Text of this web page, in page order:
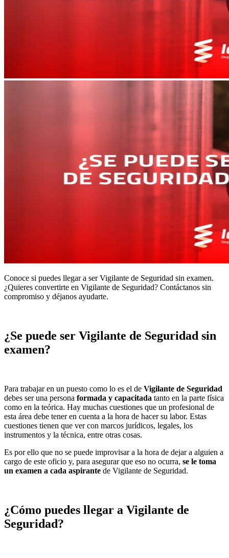
Conoce si puedes llegar a ser Vigilante de Seguridad sin examen.
¿Quieres convertirte en Vigilante de Seguridad? Contáctanos sin
compromiso y déjanos ayudarte.
¿Se puede ser Vigilante de Seguridad sin
examen?
Para trabajar en un puesto como lo es el de Vigilante de Seguridad
debes ser una persona formada y capacitada tanto en la parte física
como en la teórica. Hay muchas cuestiones que un profesional de
esta área debe tener en cuenta a la hora de hacer su labor. Estas
cuestiones tienen que ver con marcos jurídicos, legales, los
instrumentos y la técnica, entre otras cosas.
Es por ello que no se puede improvisar a la hora de dejar a alguien a
cargo de este oficio y, para asegurar que eso no ocurra, se le toma
un examen a cada aspirante de Vigilante de Seguridad.
¿Cómo puedes llegar a Vigilante de
Seguridad?